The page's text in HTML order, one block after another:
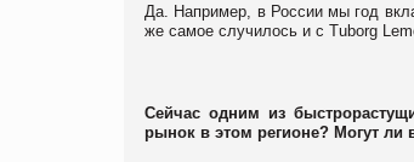
Да. Например, в России мы год
же самое случилось и с Tuborg
Сейчас одним из
рынок в этом регионе? Могут